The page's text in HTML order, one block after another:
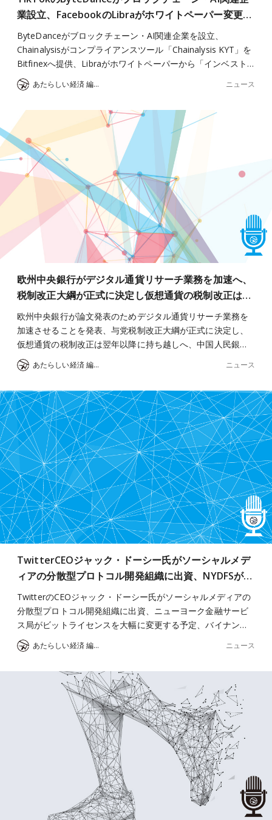
業設立、FacebookのLibraがホワイトペーパー変更…
ByteDanceがブロックチェーン・AI関連企業を設立、
Chainalysisがコンプライアンスツール「Chainalysis KYT」を
Bitfinexへ提供、Libraがホワイトペーパーから「インベスト…
あたらしい経済 編集部 ニュース
欧州中央銀行がデジタル通貨リサーチ業務を加速へ、
税制改正大綱が正式に決定し仮想通貨の税制改正は…
欧州中央銀行が論文発表のためデジタル通貨リサーチ業務を
加速させることを発表、与党税制改正大綱が正式に決定し、
仮想通貨の税制改正は翌年以降に持ち越しへ、中国人民銀…
あたらしい経済 編集部 ニュース
TwitterCEOジャック・ドーシー氏がソーシャルメデ
ィアの分散型プロトコル開発組織に出資、NYDFSが…
TwitterのCEOジャック・ドーシー氏がソーシャルメディアの
分散型プロトコル開発組織に出資、ニューヨーク金融サービ
ス局がビットライセンスを大幅に変更する予定、バイナン…
あたらしい経済 編集部 ニュース